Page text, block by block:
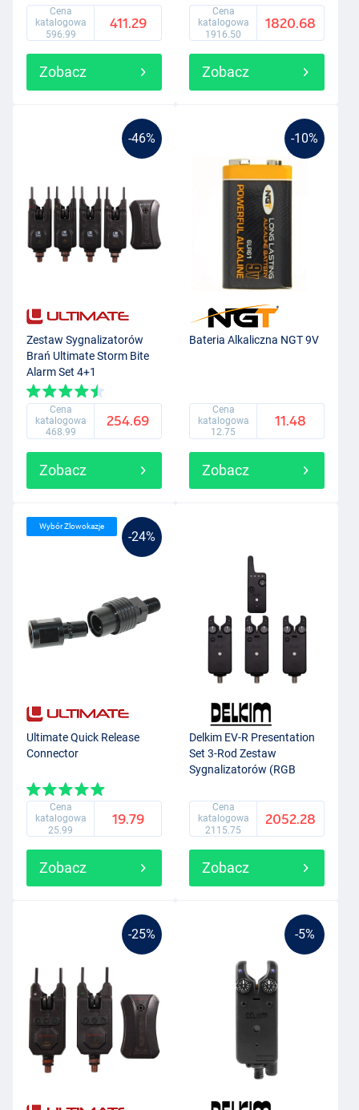
Cena
katalogowa
596.99
411.29
Zobacz
Cena
katalogowa
1916.50
1820.68
Zobacz
-46%
Zestaw Sygnalizatorów
Brań Ultimate Storm Bite
Alarm Set 4+1
Cena
katalogowa
468.99
254.69
Zobacz
-10%
Bateria Alkaliczna NGT 9V
Cena
katalogowa
12.75
11.48
Zobacz
-24%
Wybór Zlowokazje
Ultimate Quick Release
Connector
Cena
katalogowa
25.99
19.79
Zobacz
Delkim EV-R Presentation
Set 3-Rod Zestaw
Sygnalizatorów (RGB
Cena
katalogowa
2115.75
2052.28
Zobacz
-25% -5%